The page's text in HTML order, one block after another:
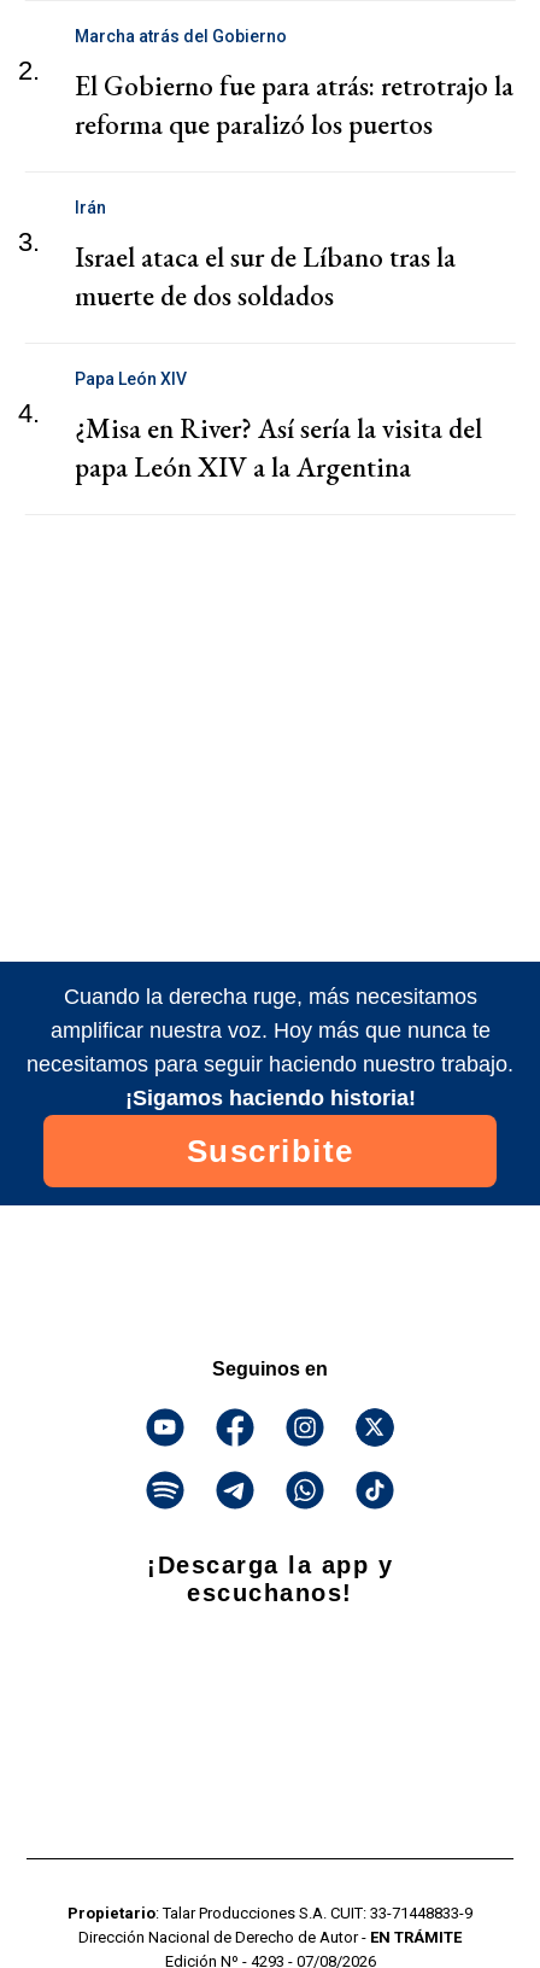
2.
Marcha atrás del Gobierno
El Gobierno fue para atrás: retrotrajo la
reforma que paralizó los puertos
3.
Irán
Israel ataca el sur de Líbano tras la
muerte de dos soldados
4.
Papa León XIV
¿Misa en River? Así sería la visita del
papa León XIV a la Argentina
Cuando la derecha ruge, más necesitamos
amplificar nuestra voz. Hoy más que nunca te
necesitamos para seguir haciendo nuestro trabajo.
¡Sigamos haciendo historia!
Suscribite
Seguinos en
¡Descarga la app y
escuchanos!
Propietario: Talar Producciones S.A. CUIT: 33-71448833-9
Dirección Nacional de Derecho de Autor - EN TRÁMITE
Edición Nº - 4293 - 07/08/2026